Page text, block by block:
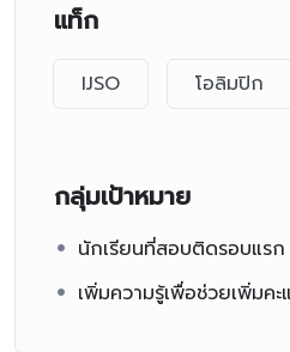
แท็ก
IJSO โอลิมปิก
กลุ่มเป้าหมาย
นักเรียนที่สอบติดรอบแรก
เพิ่มความรู้เพื่อช่วยเพิ่มคะ